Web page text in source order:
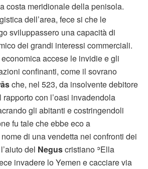
costa meridionale della penisola.
dell’area, fece si che le
sviluppassero una capacità di
dei grandi interessi commerciali.
accese le invidie e gli
confinanti, come il sovrano
che, nel 523, da insolvente debitore
con l’oasi invadendola
gli abitanti e costringendoli
fu tale che ebbe eco a
di una vendetta nei confronti dei
del Neguscristiano ʾElla
invadere lo Yemen e cacciare via